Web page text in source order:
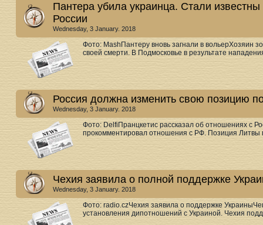
Пантера убила украинца. Стали
России
Wednesday, 3 January. 2018
Фото: MashПантеру вновь загнали в вольерХозяин
своей смерти. В Подмосковье в результате
Россия должна изменить свою позицию
Wednesday, 3 January. 2018
Фото: DelfiПранцкетис рассказал об отношениях с
прокомментировал отношения с РФ. Позиция Литвы
Чехия заявила о полной поддержке
Wednesday, 3 January. 2018
Фото: radio.czЧехия заявила о поддержке
установления дипотношений с Украиной. Чехия